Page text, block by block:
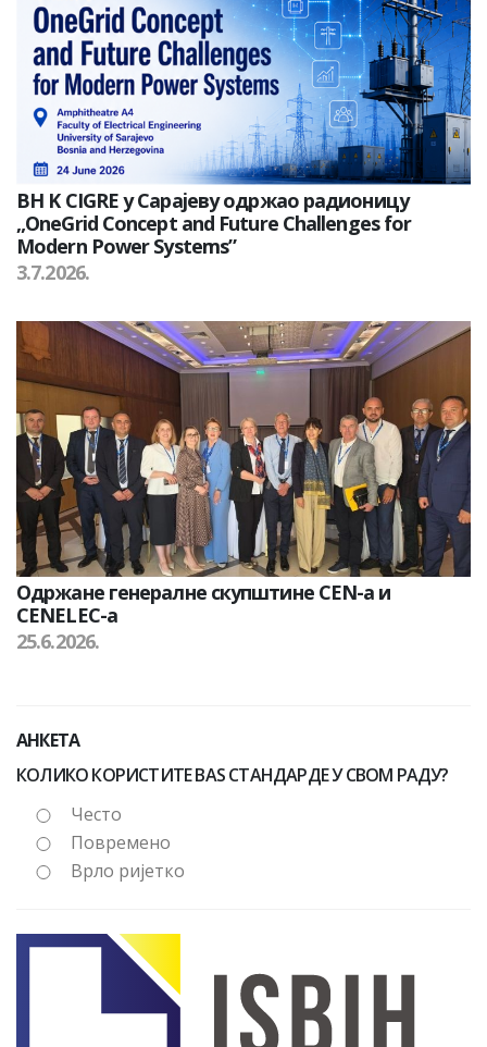
BH K CIGRE у Сарајеву одржао радионицу
„OneGrid Concept and Future Challenges for
Modern Power Systems”
3.7.2026.
Одржане генералне скупштине CEN-а и
CENELEC-а
25.6.2026.
АНКЕТА
КОЛИКО КОРИСТИТЕ BAS СТАНДАРДЕ У СВОМ РАДУ?
Често
Повремено
Врло ријетко